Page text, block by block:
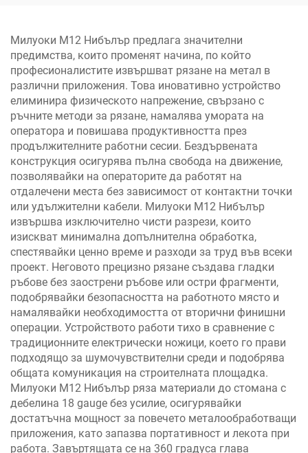
Милуоки M12 Нибълър предлага значителни
предимства, които променят начина, по който
професионалистите извършват рязане на метал в
различни приложения. Това иновативно устройство
елиминира физическото напрежение, свързано с
ръчните методи за рязане, намалява умората на
оператора и повишава продуктивността през
продължителните работни сесии. Бездървената
конструкция осигурява пълна свобода на движение,
позволявайки на операторите да работят на
отдалечени места без зависимост от контактни точки
или удължителни кабели. Милуоки M12 Нибълър
извършва изключително чисти разрези, които
изискват минимална допълнителна обработка,
спестявайки ценно време и разходи за труд във всеки
проект. Неговото прецизно рязане създава гладки
ръбове без заострени ръбове или остри фрагменти,
подобрявайки безопасността на работното място и
намалявайки необходимостта от вторични финишни
операции. Устройството работи тихо в сравнение с
традиционните електрически ножици, което го прави
подходящо за шумочувствителни среди и подобрява
общата комуникация на строителната площадка.
Милуоки M12 Нибълър ряза материали до стомана с
дебелина 18 gauge без усилие, осигурявайки
достатъчна мощност за повечето металообработващи
приложения, като запазва портативност и лекота при
работа. Завъртящата се на 360 градуса глава